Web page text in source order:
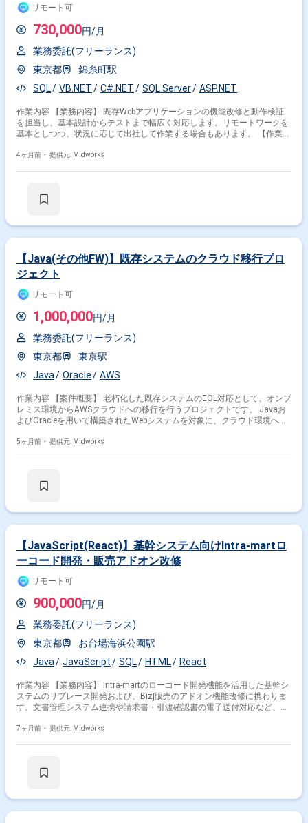
リモート可
730,000円/月
業務委託(フリーランス)
東京都
錦糸町駅
SQL
VB.NET C#.NET SQL Server ASP.NET
作業内容 【業務内容】 既存Webアプリケーションの機能改修と動作検証
を担当し、基本設計からテストまで幅広く対応します。リモートワークを
基本としつつ、状況に応じて出社して作業する場合もあります。 【作業内
SQLServerデータベースに対するSQL文の修正・追加 ・改修後のWebアプ
4ヶ月前・ 提供元: Midworks
【Java(その他FW)】既存システムのクラウド移行プロ
ジェクト
リモート可
1,000,000円/月
業務委託(フリーランス)
東京都
東京駅
Java
Oracle AWS
作業内容 【案件概要】 老朽化した既存システムのEOL対応として、オンプ
レミス環境からAWSクラウドへの移行を行うプロジェクトです。 Javaお
よびOracleを用いて構築されたWebシステムを対象に、クラウド環境への
移行作業、テストまでを担当し、移行後は運用保守に関わる可能性もあり
画の策定および実行 ・既存システムのリフト＆シフトによるクラウド移行
5ヶ月前・ 提供元: Midworks
【JavaScript(React)】基幹システム向けIntra-martロ
ーコード開発・販売アドオン改修
リモート可
900,000円/月
業務委託(フリーランス)
東京都
お台場海浜公園駅
Java
JavaScript SQL HTML React
作業内容 【業務内容】 Intra-martのローコード開発機能を活用した基幹シ
ステムのリプレース開発および、Biz∫販売のアドオン機能改修に携わりま
す。文書管理システム連携や請求書・引渡確認書の電子送付対応など、業
トまで一貫して対応します。 【作業内容】 ・Intra-martローコード開発
ッションリード ・要件定義、基本設計、詳細設計、実装、テスト 【リモ
7ヶ月前・ 提供元: Midworks
その他の条件で検索する
その他開発言語・スキルから探す